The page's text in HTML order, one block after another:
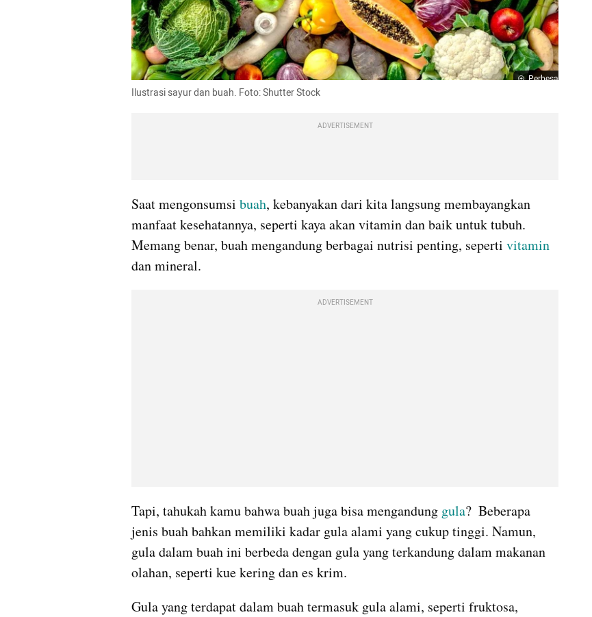
Perbesar
Ilustrasi sayur dan buah. Foto: Shutter Stock
ADVERTISEMENT
Saat mengonsumsi buah, kebanyakan dari kita langsung membayangkan
manfaat kesehatannya, seperti kaya akan vitamin dan baik untuk tubuh.
Memang benar, buah mengandung berbagai nutrisi penting, seperti vitamin
dan mineral.
ADVERTISEMENT
Tapi, tahukah kamu bahwa buah juga bisa mengandung gula?  Beberapa
jenis buah bahkan memiliki kadar gula alami yang cukup tinggi. Namun,
gula dalam buah ini berbeda dengan gula yang terkandung dalam makanan
olahan, seperti kue kering dan es krim.
Gula yang terdapat dalam buah termasuk gula alami, seperti fruktosa,